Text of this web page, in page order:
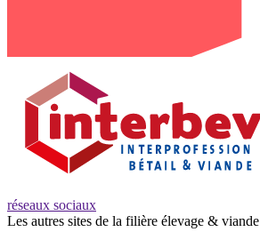
réseaux sociaux
Les autres sites de la filière élevage & viande